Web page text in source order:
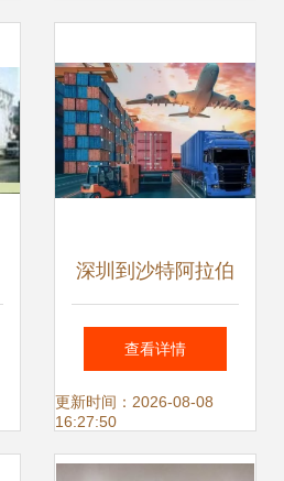
深圳到沙特阿拉伯
海运整柜拼箱专线
2024年服务覆盖省
市县乡镇及内地代
查看详情
更新时间：2026-08-08
16:27:50